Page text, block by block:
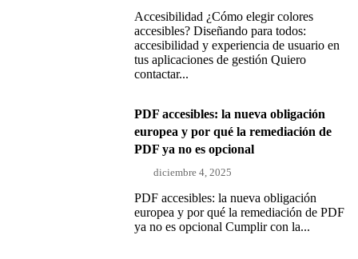
Accesibilidad ¿Cómo elegir colores
accesibles? Diseñando para todos:
accesibilidad y experiencia de usuario en
tus aplicaciones de gestión Quiero
contactar...
PDF accesibles: la nueva obligación
europea y por qué la remediación de
PDF ya no es opcional
diciembre 4, 2025
PDF accesibles: la nueva obligación
europea y por qué la remediación de PDF
ya no es opcional Cumplir con la...